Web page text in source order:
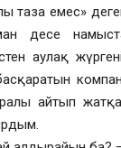
таза емес»
десе
аулақ
айтып